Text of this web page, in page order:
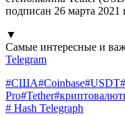
подписан 26 марта 2021
▼
Самые интересные и
Telegram
#США#Coinbase#USDT#
Pro#Tether#
# Hash Telegraph